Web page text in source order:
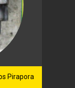
Pirapora